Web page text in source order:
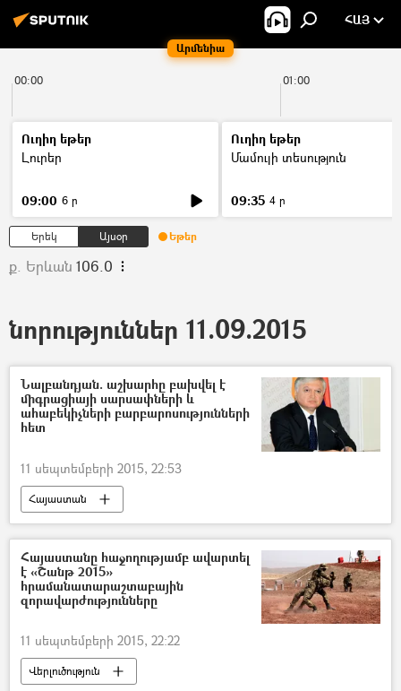
Արմենիա
ՀԱՅ
00:00 01:00
Ուղիղ եթեր
Լուրեր
09:00 6 ր
Ուղիղ եթեր
Մամուլի տեսություն
09:35 4 ր
Երեկ Այսօր Եթեր
ք. Երևան 106.0
նորություններ 11.09.2015
Նալբանդյան. աշխարհը բախվել է
միգրացիայի սարսափների և
ահաբեկիչների բարբարոսությունների
հետ
11 սեպտեմբերի 2015, 22:53
Հայաստան
Հայաստանը հաջողությամբ ավարտել
է «Շանթ 2015»
հրամանատարաշտաբային
զորավարժությունները
11 սեպտեմբերի 2015, 22:22
Վերլուծություն